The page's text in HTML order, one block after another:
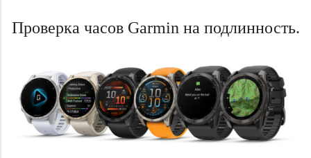
Проверка часов Garmin на подлинность.